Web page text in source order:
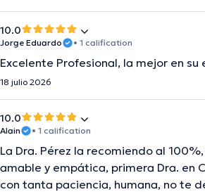
10.0
Jorge Eduardo • 1 calification
Excelente Profesional, la mejor en su
18 julio 2026
10.0
Alain • 1 calification
La Dra. Pérez la recomiendo al
amable y empática, primera Dra. en
con tanta paciencia, humana, no te